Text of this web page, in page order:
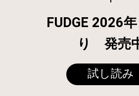
FUDGE 2026
り 発売
試し読み